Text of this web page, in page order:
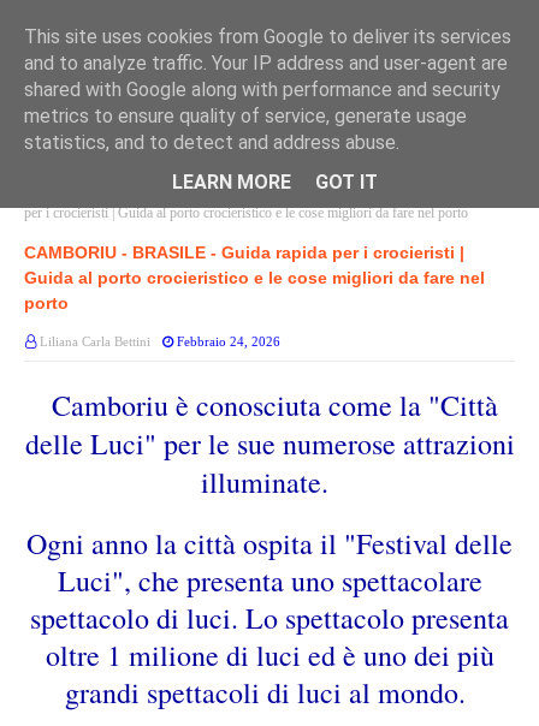
per i crocieristi | Guida al porto crocieristico e le cose migliori da fare nel porto
CAMBORIU - BRASILE - Guida rapida per i crocieristi |
Guida al porto crocieristico e le cose migliori da fare nel
porto
Liliana Carla Bettini Febbraio 24, 2026
Camboriu è conosciuta come la "Città
delle Luci" per le sue numerose attrazioni
illuminate.
Ogni anno la città ospita il "Festival delle
Luci", che presenta uno spettacolare
spettacolo di luci. Lo spettacolo presenta
oltre 1 milione di luci ed è uno dei più
grandi spettacoli di luci al mondo.
This site uses cookies from Google to deliver its services
and to analyze traffic. Your IP address and user-agent are
shared with Google along with performance and security
metrics to ensure quality of service, generate usage
statistics, and to detect and address abuse.
LEARN MORE
GOT IT